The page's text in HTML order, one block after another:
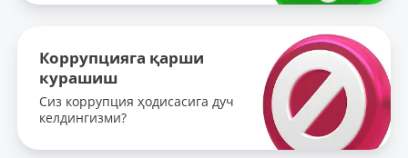
Коррупцияга қарши
курашиш
Сиз коррупция ҳодисасига дуч
келдингизми?